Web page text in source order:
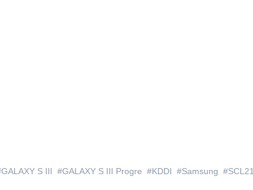
GALAXY S III GALAXY S III Progre KDDI Samsung